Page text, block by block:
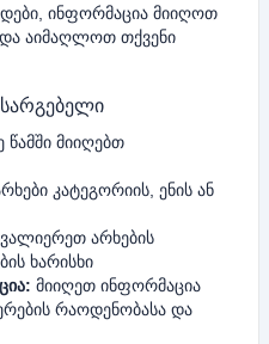
ინფორმაცია მიიღოთ
და აიმაღლოთ თქვენი
წამში მიიღებთ
კატეგორიის, ენის ან
არხების
ხარისხი
მიიღეთ ინფორმაცია
რაოდენობასა და